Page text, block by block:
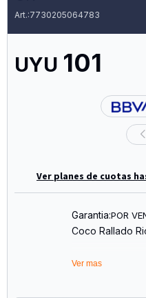
7730205064783
UYU 101
Ver planes de cuotas
Garantia:POR
Coco Rallado
Ver mas